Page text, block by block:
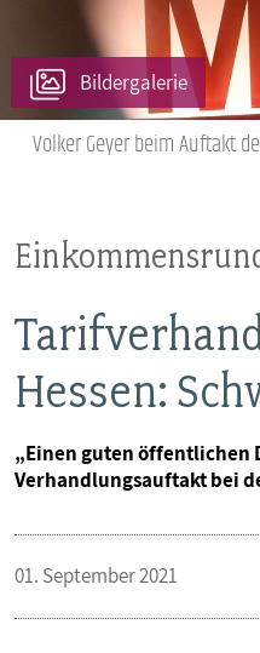
VERANSTALTUNGEN
MITGLIEDSCHAFT &
Bildergalerie
Volker Geyer beim Auftakt
Hessen:
„Einen guten öffentlichen
Verhandlungsauftakt bei
01. September 2021